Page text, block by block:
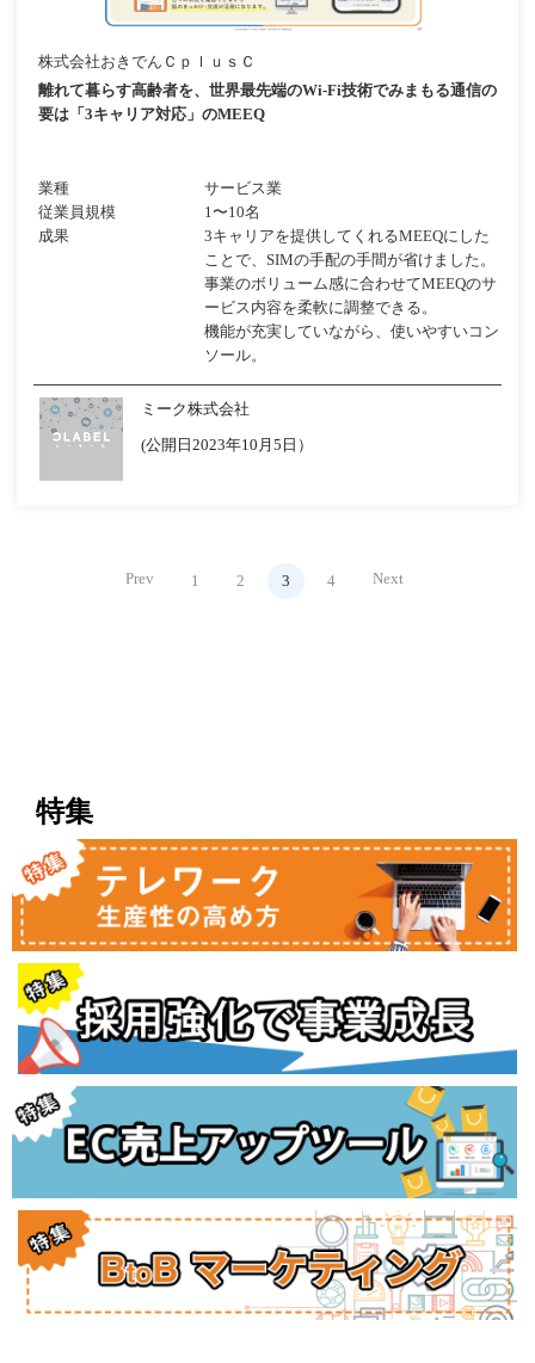
株式会社おきでんＣｐｌｕｓＣ
離れて暮らす高齢者を、世界最先端のWi-Fi技術でみまもる通信の
要は「3キャリア対応」のMEEQ
業種
サービス業
従業員規模
1〜10名
成果
3キャリアを提供してくれるMEEQにした
ことで、SIMの手配の手間が省けました。
事業のボリューム感に合わせてMEEQのサ
ービス内容を柔軟に調整できる。
機能が充実していながら、使いやすいコン
ソール。
ミーク株式会社
(公開日2023年10月5日）
Prev 1 2 3 4 Next
特集